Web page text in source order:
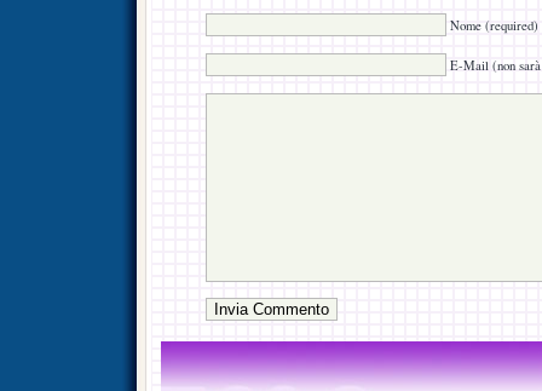
Nome (required)
E-Mail (non